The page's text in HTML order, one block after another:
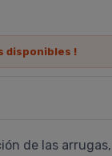
disponibles !
de las arrugas,